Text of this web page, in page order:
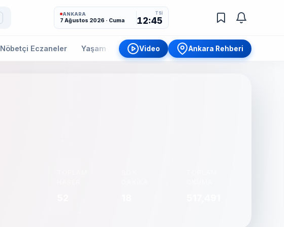
ANKARA
7 Ağustos 2026 · Cuma
TSİ
12:45
Nöbetçi Eczaneler Yaşam İlçeler Etkinlik
Video Ankara Rehberi